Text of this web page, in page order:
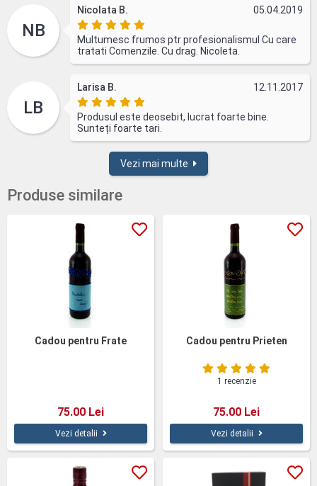
NB
Nicolata B. 05.04.2019
Multumesc frumos ptr profesionalismul Cu care
tratati Comenzile. Cu drag. Nicoleta.
LB
Larisa B. 12.11.2017
Produsul este deosebit, lucrat foarte bine.
Sunteți foarte tari.
Vezi mai multe
Produse similare
Cadou pentru Frate
75.00 Lei
Vezi detalii
Cadou pentru Prieten
1 recenzie
75.00 Lei
Vezi detalii